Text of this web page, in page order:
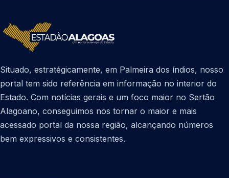
Situado, estratégicamente, em Palmeira dos índios, nosso
portal tem sido referência em informação no interior do
Estado. Com notícias gerais e um foco maior no Sertão
Alagoano, conseguimos nos tornar o maior e mais
acessado portal da nossa região, alcançando números
bem expressivos e consistentes.